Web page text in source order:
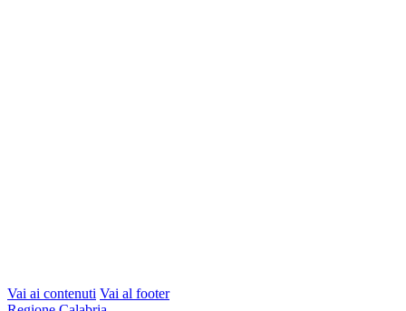
Vai ai contenuti Vai al footer